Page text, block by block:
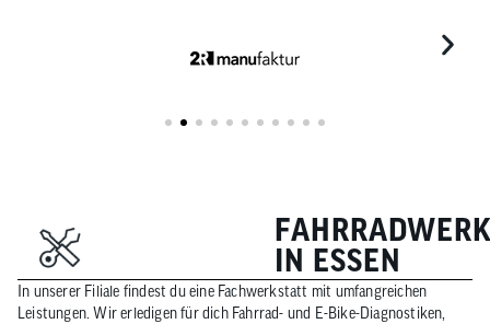
IN ESSEN
In unserer Filiale findest du eine Fachwerkstatt mit umfangreichen
Leistungen. Wir erledigen für dich Fahrrad- und E-Bike-Diagnostiken,